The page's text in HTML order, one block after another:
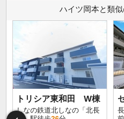
ハイツ岡本と類
トリシア東和田 W棟
しなの鉄道北しなの「北長